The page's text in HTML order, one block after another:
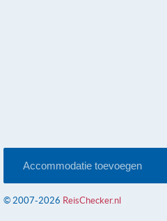
Accommodatie toevoegen
© 2007-2026 ReisChecker.nl